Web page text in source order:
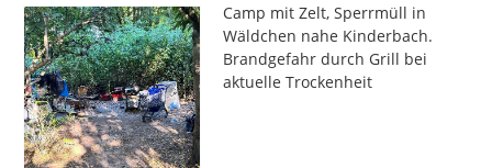
Camp mit Zelt, Sperrmüll in
Wäldchen nahe Kinderbach.
Brandgefahr durch Grill bei
aktuelle Trockenheit